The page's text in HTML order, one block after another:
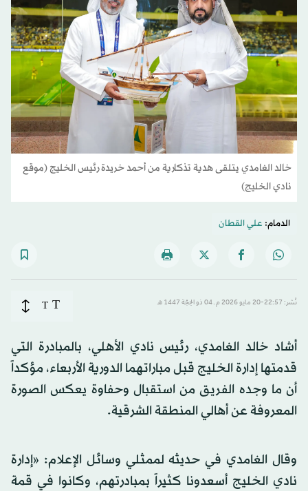
خالد الغامدي يتلقى هدية تذكارية من أحمد خريدة رئيس الخليج (موقع
نادي الخليج)
الدمام: علي القطان
نُشر: 22:57-20 مايو 2026 م ـ 04 ذو الحِجّة 1447 هـ T
T
أشاد خالد الغامدي، رئيس نادي الأهلي، بالمبادرة التي
قدمتها إدارة الخليج قبل مباراتهما الدورية الأربعاء، مؤكداً
أن ما وجده الفريق من استقبال وحفاوة يعكس الصورة
المعروفة عن أهالي المنطقة الشرقية.
وقال الغامدي في حديثه لممثلي وسائل الإعلام: «إدارة
نادي الخليج أسعدونا كثيراً بمبادرتهم، وكانوا في قمة